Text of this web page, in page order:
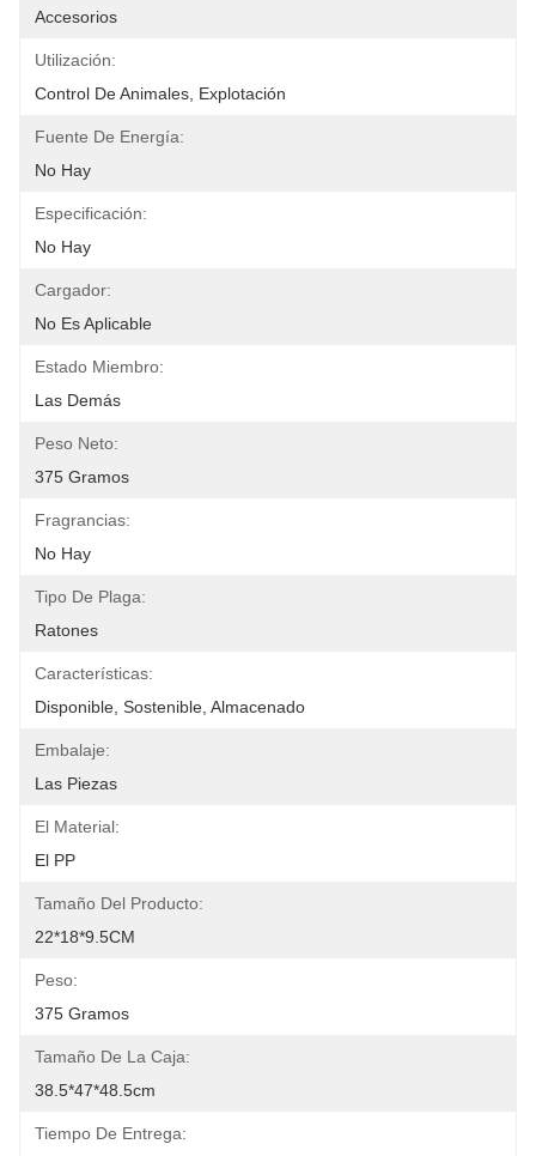
Accesorios
Utilización:
Control De Animales, Explotación
Fuente De Energía:
No Hay
Especificación:
No Hay
Cargador:
No Es Aplicable
Estado Miembro:
Las Demás
Peso Neto:
375 Gramos
Fragrancias:
No Hay
Tipo De Plaga:
Ratones
Características:
Disponible, Sostenible, Almacenado
Embalaje:
Las Piezas
El Material:
El PP
Tamaño Del Producto:
22*18*9.5CM
Peso:
375 Gramos
Tamaño De La Caja:
38.5*47*48.5cm
Tiempo De Entrega: